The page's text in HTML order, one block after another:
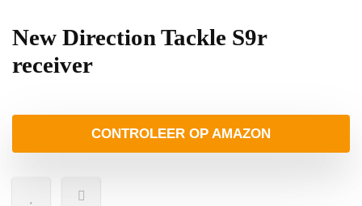
New Direction Tackle S9r
receiver
CONTROLEER OP AMAZON